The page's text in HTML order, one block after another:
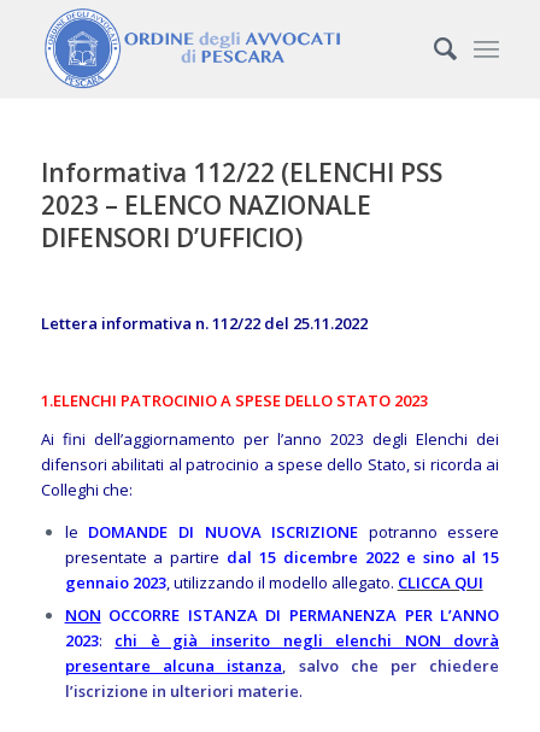
Informativa 112/22 (ELENCHI PSS
2023 – ELENCO NAZIONALE
DIFENSORI D’UFFICIO)
Lettera informativa n. 112/22 del 25.11.2022
1.ELENCHI PATROCINIO A SPESE DELLO STATO 2023
Ai fini dell’aggiornamento per l’anno 2023 degli Elenchi dei
difensori abilitati al patrocinio a spese dello Stato, si ricorda ai
Colleghi che:
le DOMANDE DI NUOVA ISCRIZIONE potranno essere
presentate a partire dal 15 dicembre 2022 e sino al 15
gennaio 2023, utilizzando il modello allegato. CLICCA QUI
NON OCCORRE ISTANZA DI PERMANENZA PER L’ANNO
2023: chi è già inserito negli elenchi NON dovrà
presentare alcuna istanza, salvo che per chiedere
l’iscrizione in ulteriori materie.